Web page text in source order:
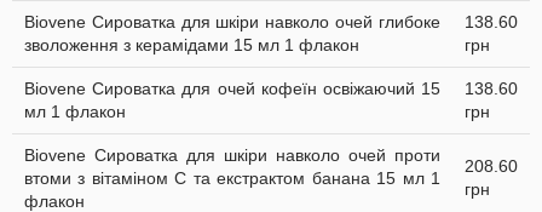
Biovene Сироватка для шкіри навколо очей глибоке
зволоження з керамідами 15 мл 1 флакон
138.60
грн
Biovene Сироватка для очей кофеїн освіжаючий 15
мл 1 флакон
138.60
грн
Biovene Сироватка для шкіри навколо очей проти
втоми з вітаміном С та екстрактом банана 15 мл 1
флакон
208.60
грн